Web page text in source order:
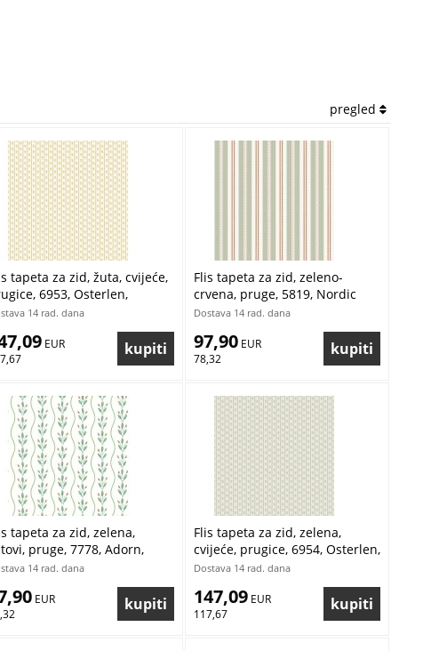
pregled
tapeta za zid, žuta, cvijeće,
6953, Osterlen,
| Ljepilo Gratis
14 rad. dana
EUR
Flis tapeta za zid, zeleno-
crvena, pruge, 5819, Nordic
Folk, Borastapeter | Ljepilo
Dostava 14 rad. dana
97,90 EUR
78,32
tapeta za zid, zelena,
pruge, 7778, Adorn,
| Ljepilo Gratis
14 rad. dana
EUR
Flis tapeta za zid, zelena,
cvijeće, prugice, 6954, Osterlen,
Borastapeter | Ljepilo Gratis
Dostava 14 rad. dana
147,09 EUR
117,67